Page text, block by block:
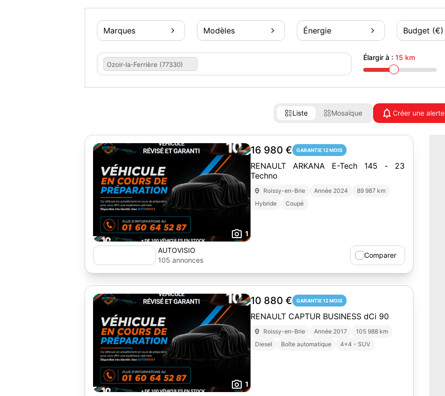
Marques Modèles Énergie Budget (€)
Ozoir-la-Ferrière (77330)
Élargir à :15 km
Liste Mosaïque Créer une alerte
1
16 980 € GARANTIE 12 MOIS
RENAULT ARKANA E-Tech 145 - 23
Techno
Roissy-en-Brie Année 2024
89 987 km
Hybride
Coupé
AUTOVISIO
105 annonces
Comparer
1
10 880 € GARANTIE 12 MOIS
RENAULT CAPTUR BUSINESS dCi 90
Roissy-en-Brie Année 2017
105 988 km
Diesel
Boîte automatique 4x4 - SUV